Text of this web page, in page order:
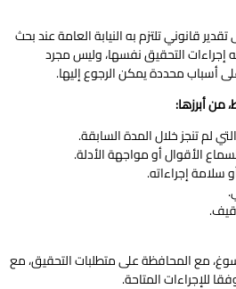
قانوني تلتزم به النيابة العامة عند بحث
إجراءات التحقيق نفسها، وليس مجرد
أسباب محددة يمكن الرجوع إليها.
من أبرزها:
لم تنجز خلال المدة السابقة.
الأقوال أو مواجهة الأدلة.
سلامة إجراءاته.
مع المحافظة على متطلبات التحقيق، مع
للإجراءات المتاحة.